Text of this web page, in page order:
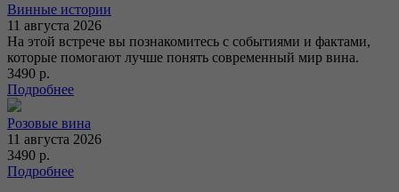
Винные истории
11 августа 2026
На этой встрече вы познакомитесь с событиями и фактами,
которые помогают лучше понять современный мир вина.
3490 р.
Подробнее
Розовые вина
11 августа 2026
3490 р.
Подробнее